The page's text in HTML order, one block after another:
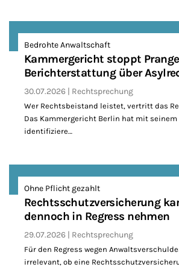
Bedrohte Anwaltschaft
Kammergericht stoppt
Berichterstattung über
30.07.2026 Rechtsprechung
Wer Rechtsbeistand leistet, vertritt das
Das Kammergericht Berlin hat mit
identifiziere…
Ohne Pflicht gezahlt
Rechtsschutzversicherung
dennoch in Regress nehmen
29.07.2026 Rechtsprechung
Für den Regress wegen
irrelevant, ob eine